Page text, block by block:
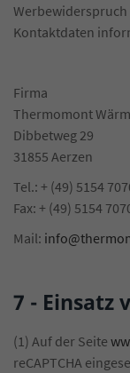
Kontaktdaten
Firma
Thermomont
Dibbetweg 29
31855 Aerzen
Tel.: + (49) 5154
Fax: + (49) 5154
Mail:
7 - Einsatz
(1) Auf der Seite
reCAPTCHA